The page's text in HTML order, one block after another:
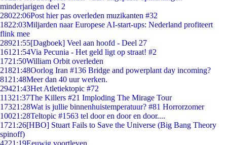
minderjarigen deel 2
28022:06Post hier pas overleden muzikanten #32
1822:03Miljarden naar Europese AI-start-ups: Nederland profiteert
flink mee
28921:55[Dagboek] Veel aan hoofd - Deel 27
161 21:54Via Pecunia - Het geld ligt op straat! #2
1721:50William Orbit overleden
21821:48Oorlog Iran #136 Bridge and powerplant day incoming?
81 21:48Meer dan 40 uur werken.
29421:43Het Atletiektopic #72
11321:37The Killers #21 Imploding The Mirage Tour
17321:28Wat is jullie binnenhuistemperatuur? #81 Horrorzomer
10021:28Teltopic #1563 tel door en door en door....
1721:26[HBO] Stuart Fails to Save the Universe (Big Bang Theory
spinoff)
4221:19Eeuwig voortleven